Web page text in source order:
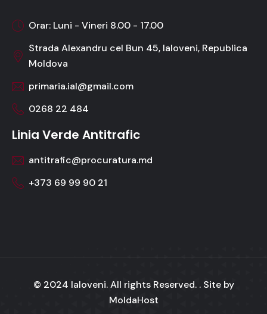
Orar: Luni - Vineri 8.00 - 17.00
Strada Alexandru cel Bun 45, Ialoveni, Republica
Moldova
primaria.ial@gmail.com
0268 22 484
Linia Verde Antitrafic
antitrafic@procuratura.md
+373 69 99 90 21
© 2024 Ialoveni. All rights Reserved. . Site by
MoldaHost